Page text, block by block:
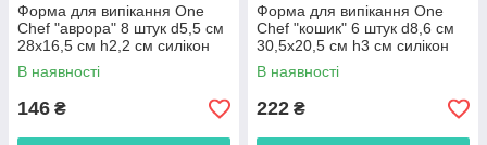
Форма для випікання One
Chef "аврора" 8 штук d5,5 см
28х16,5 см h2,2 см силікон
(904060) з швидкою
доставкою по Україні
В наявності
146 ₴
Форма для випікання One
Chef "кошик" 6 штук d8,6 см
30,5х20,5 см h3 см силікон
(904049) з швидкою
доставкою по Україні
В наявності
222 ₴